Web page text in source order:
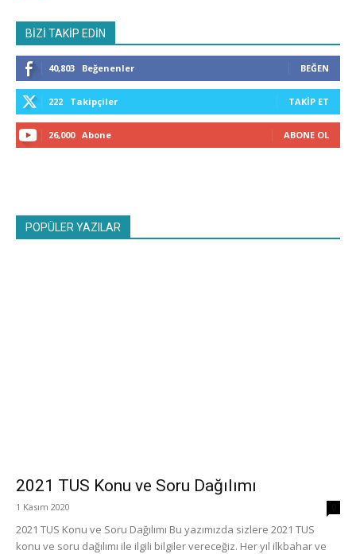
BİZİ TAKİP EDİN
40,803 Beğenenler BEĞEN
222 Takipçiler TAKIP ET
26,000 Abone ABONE OL
POPÜLER YAZILAR
2021 TUS Konu ve Soru Dağılımı
1 Kasım 2020
2021 TUS Konu ve Soru Dağılımı Bu yazımızda sizlere 2021 TUS
konu ve soru dağılımı ile ilgili bilgiler vereceğiz. Her yıl ilkbahar ve